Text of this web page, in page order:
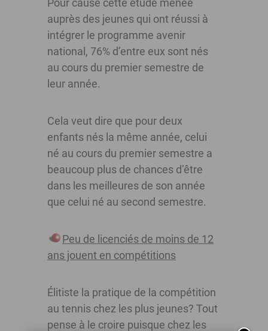
Pour cause cette étude menée
auprès des jeunes qui ont réussi à
intégrer le programme avenir
national, 76% d’entre eux sont nés
au cours du premier semestre de
leur année.
Cela veut dire que pour deux
enfants nés la même année, celui
né au cours du premier semestre a
beaucoup plus de chances d’être
dans les meilleures de son année
que celui né au second semestre.
Peu de licenciés de moins de 12
ans jouent en compétitions
Élitiste la pratique de la compétition
au tennis chez les plus jeunes? Tout
pense à le croire puisque chez les